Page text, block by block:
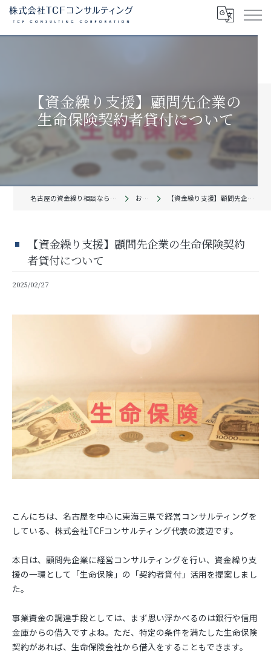
【資金繰り支援】顧問先企業の
生命保険契約者貸付について
名古屋の資金繰り相談なら株式会社TCFコンサルティング お知らせ 【資金繰り支援】顧問先企業の生命保険契約者貸付について
【資金繰り支援】顧問先企業の生命保険契約
者貸付について
2025/02/27
こんにちは、名古屋を中心に東海三県で経営コンサルティングを
している、株式会社TCFコンサルティング代表の渡辺です。
本日は、顧問先企業に経営コンサルティングを行い、資金繰り支
援の一環として「生命保険」の「契約者貸付」活用を提案しまし
た。
事業資金の調達手段としては、まず思い浮かべるのは銀行や信用
金庫からの借入ですよね。ただ、特定の条件を満たした生命保険
契約があれば、生命保険会社から借入をすることもできます。